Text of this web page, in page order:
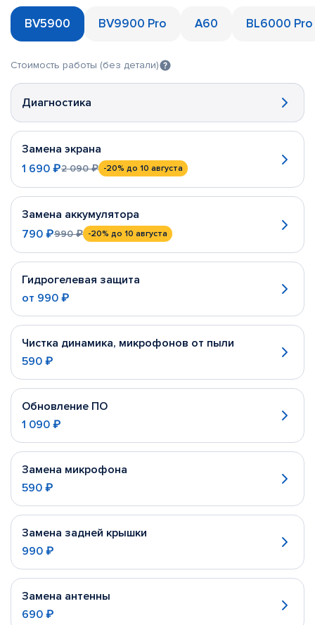
BV5900 BV9900 Pro A60 BL6000 Pro
Стоимость работы (без детали)
Диагностика
Замена экрана
1 690 ₽2 090 ₽ -20% до 10 августа
Замена аккумулятора
790 ₽990 ₽ -20% до 10 августа
Гидрогелевая защита
от 990 ₽
Чистка динамика, микрофонов от пыли
590 ₽
Обновление ПО
1 090 ₽
Замена микрофона
590 ₽
Замена задней крышки
990 ₽
Замена антенны
690 ₽